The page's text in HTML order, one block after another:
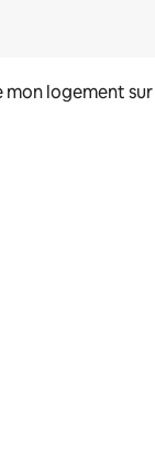
mon logement